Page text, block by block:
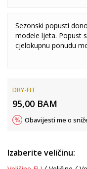
Sezonski popusti
modele ljeta. Popust
cjelokupnu ponudu
DRY-FIT
95,00 BAM
Obavijesti me o
Izaberite veličinu: